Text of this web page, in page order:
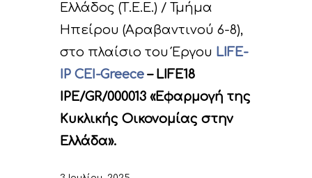
Ελλάδος (Τ.Ε.Ε.) / Τμήμα
Ηπείρου (Αραβαντινού 6-8),
στο πλαίσιο του Έργου LIFE-
IP CEI-Greece – LIFE18
IPE/GR/000013 «Εφαρμογή της
Κυκλικής Οικονομίας στην
Ελλάδα».